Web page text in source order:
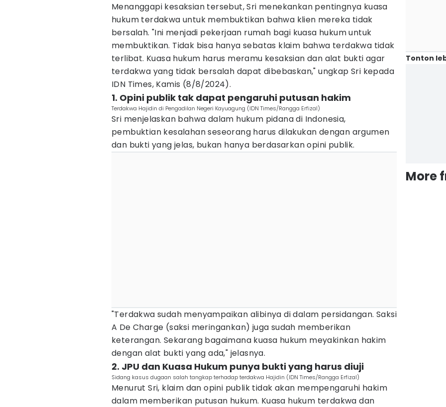
Menanggapi kesaksian tersebut, Sri menekankan pentingnya kuasa
hukum terdakwa untuk membuktikan bahwa klien mereka tidak
bersalah. "Ini menjadi pekerjaan rumah bagi kuasa hukum untuk
membuktikan. Tidak bisa hanya sebatas klaim bahwa terdakwa tidak
terlibat. Kuasa hukum harus meramu kesaksian dan alat bukti agar
terdakwa yang tidak bersalah dapat dibebaskan," ungkap Sri kepada
IDN Times, Kamis (8/8/2024).
1. Opini publik tak dapat pengaruhi putusan hakim
Terdakwa Hajidin di Pengadilan Negeri Kayuagung (IDN Times/Rangga Erfizal)
Sri menjelaskan bahwa dalam hukum pidana di Indonesia,
pembuktian kesalahan seseorang harus dilakukan dengan argumen
dan bukti yang jelas, bukan hanya berdasarkan opini publik.
"Terdakwa sudah menyampaikan alibinya di dalam persidangan. Saksi
A De Charge (saksi meringankan) juga sudah memberikan
keterangan. Sekarang bagaimana kuasa hukum meyakinkan hakim
dengan alat bukti yang ada," jelasnya.
2. JPU dan Kuasa Hukum punya bukti yang harus diuji
Sidang kasus dugaan salah tangkap terhadap terdakwa Hajidin (IDN Times/Rangga Erfizal)
Menurut Sri, klaim dan opini publik tidak akan mempengaruhi hakim
dalam memberikan putusan hukum. Kuasa hukum terdakwa dan
Tonton
More